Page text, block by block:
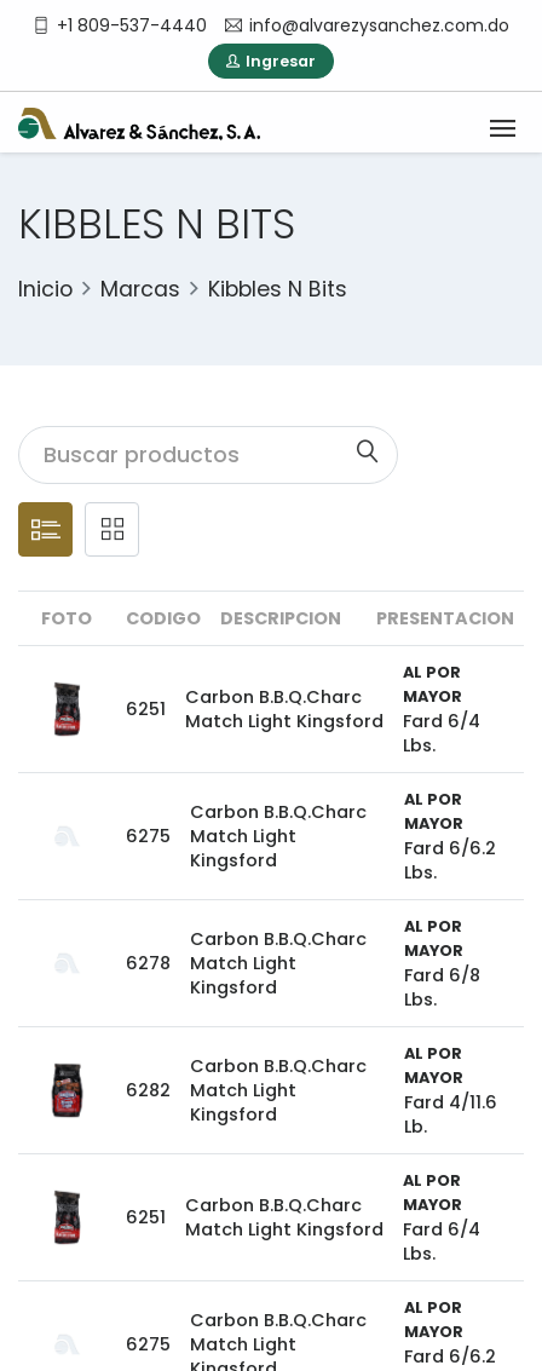
+1 809-537-4440 info@alvarezysanchez.com.do
Ingresar
KIBBLES N BITS
Inicio Marcas Kibbles N Bits
FOTO CODIGO DESCRIPCION PRESENTACION
6251
Carbon B.B.Q.Charc
Match Light Kingsford
AL POR
MAYOR
Fard 6/4
Lbs.
6275
Carbon B.B.Q.Charc
Match Light
Kingsford
AL POR
MAYOR
Fard 6/6.2
Lbs.
6278
Carbon B.B.Q.Charc
Match Light
Kingsford
AL POR
MAYOR
Fard 6/8
Lbs.
6282
Carbon B.B.Q.Charc
Match Light
Kingsford
AL POR
MAYOR
Fard 4/11.6
Lb.
6251
Carbon B.B.Q.Charc
Match Light Kingsford
AL POR
MAYOR
Fard 6/4
Lbs.
6275
Carbon B.B.Q.Charc
Match Light
AL POR
MAYOR
Fard 6/6.2